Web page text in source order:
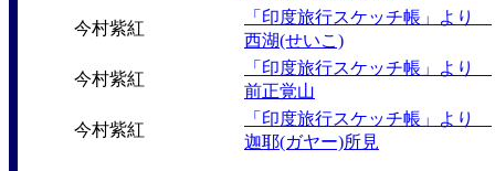
今村紫紅
「印度旅行スケッチ帳」より
西湖(せいこ)
今村紫紅
「印度旅行スケッチ帳」より
前正覚山
今村紫紅
「印度旅行スケッチ帳」より
迦耶(ガヤー)所見